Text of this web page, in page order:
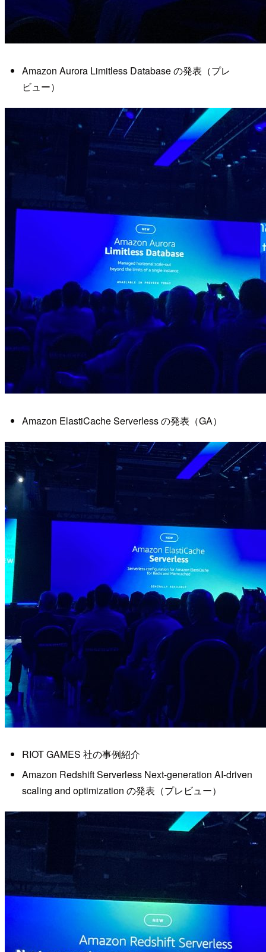
Amazon Aurora Limitless Database の発表（プレ
ビュー）
Amazon ElastiCache Serverless の発表（GA）
RIOT GAMES 社の事例紹介
Amazon Redshift Serverless Next-generation AI-driven
scaling and optimization の発表（プレビュー）